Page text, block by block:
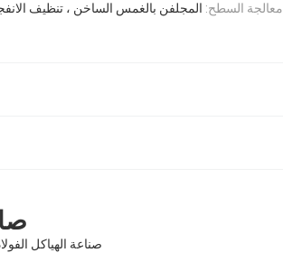
معالجة السطح: المجلفن بالغمس الساخن ، تنظيف
صناعة الهياكل